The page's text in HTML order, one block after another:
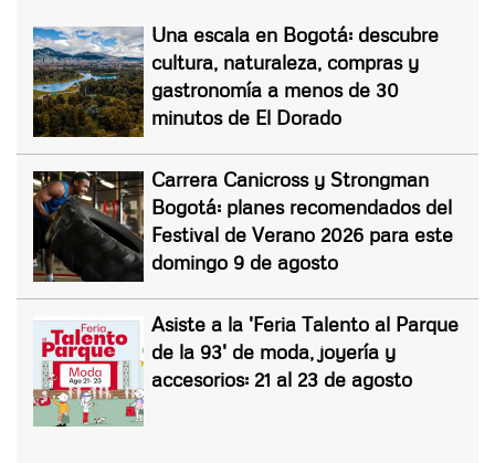
Una escala en Bogotá: descubre
cultura, naturaleza, compras y
gastronomía a menos de 30
minutos de El Dorado
Carrera Canicross y Strongman
Bogotá: planes recomendados del
Festival de Verano 2026 para este
domingo 9 de agosto
Asiste a la 'Feria Talento al Parque
de la 93' de moda, joyería y
accesorios: 21 al 23 de agosto